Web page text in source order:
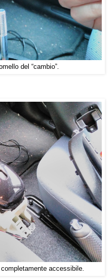
del “cambio”.
accessibile.